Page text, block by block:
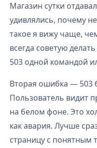
Магазин сутки
удивлялись, почему
такое я вижу чаще,
всегда советую
503 одной командой
Вторая ошибка — 503
Пользователь видит
на белом фоне. Это
как авария. Лучше
страницу с понятным